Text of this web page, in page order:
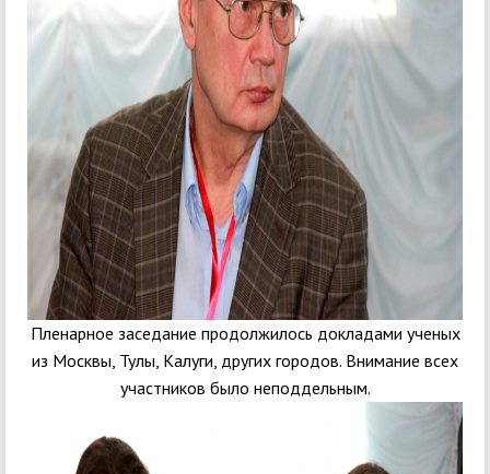
Пленарное заседание продолжилось докладами ученых
из Москвы, Тулы, Калуги, других городов. Внимание всех
участников было неподдельным.